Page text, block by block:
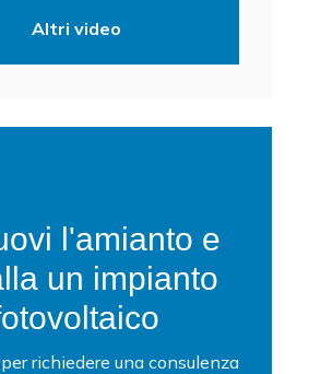
Altri video
l'amianto e
un impianto
richiedere una consulenza